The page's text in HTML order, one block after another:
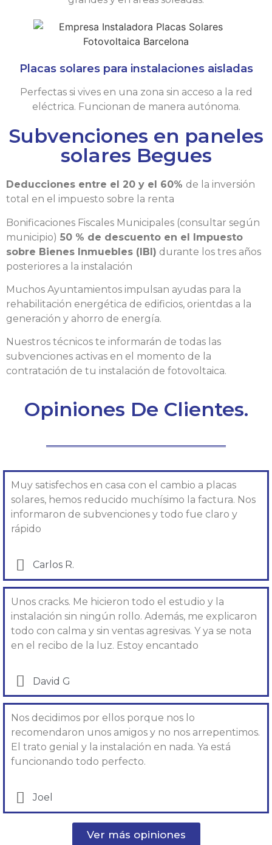
Placas solares para instalaciones aisladas
Perfectas si vives en una zona sin acceso a la red
eléctrica. Funcionan de manera autónoma.
Subvenciones en paneles
solares Begues
Deducciones entre el 20 y el 60% de la inversión
total en el impuesto sobre la renta
Bonificaciones Fiscales Municipales (consultar según
municipio) 50 % de descuento en el Impuesto
sobre Bienes Inmuebles (IBI) durante los tres años
posteriores a la instalación
Muchos Ayuntamientos impulsan ayudas para la
rehabilitación energética de edificios, orientdas a la
generación y ahorro de energía.
Nuestros técnicos te informarán de todas las
subvenciones activas en el momento de la
contratación de tu instalación de fotovoltaica.
Opiniones De Clientes.
Muy satisfechos en casa con el cambio a placas
solares, hemos reducido muchísimo la factura. Nos
informaron de subvenciones y todo fue claro y
rápido
Carlos R.
Unos cracks. Me hicieron todo el estudio y la
instalación sin ningún rollo. Además, me explicaron
todo con calma y sin ventas agresivas. Y ya se nota
en el recibo de la luz. Estoy encantado
David G
Nos decidimos por ellos porque nos lo
recomendaron unos amigos y no nos arrepentimos.
El trato genial y la instalación en nada. Ya está
funcionando todo perfecto.
Joel
Ver más opiniones